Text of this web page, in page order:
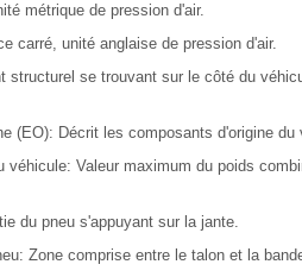
métrique de pression d'air.
carré, unité anglaise de pression d'air.
structurel se trouvant sur le côté du
(EO): Décrit les composants d'origine du
véhicule: Valeur maximum du poids
du pneu s'appuyant sur la jante.
Zone comprise entre le talon et la